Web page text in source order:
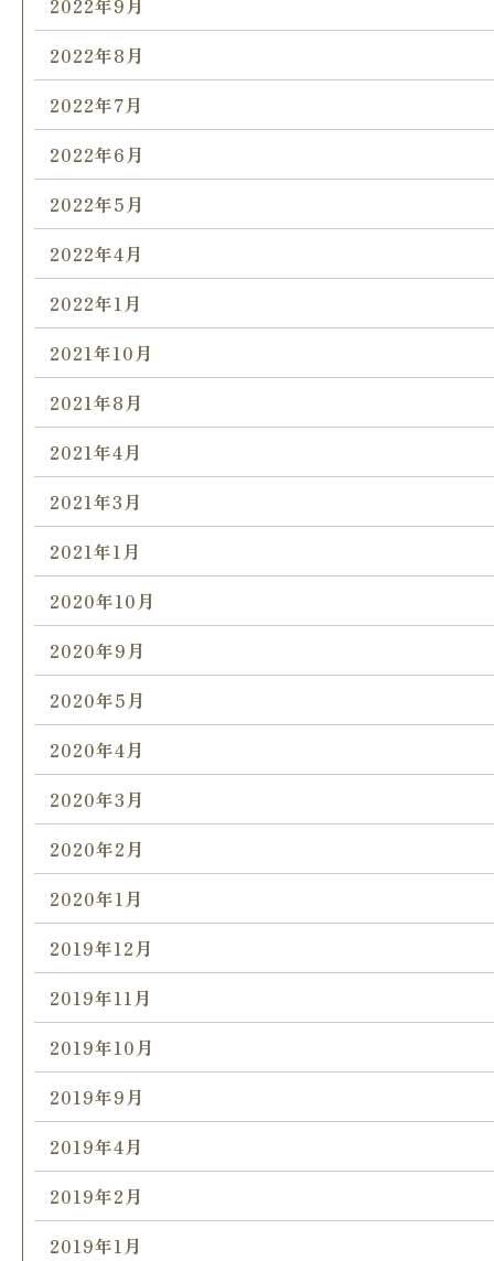
2022年9月
2022年8月
2022年7月
2022年6月
2022年5月
2022年4月
2022年1月
2021年10月
2021年8月
2021年4月
2021年3月
2021年1月
2020年10月
2020年9月
2020年5月
2020年4月
2020年3月
2020年2月
2020年1月
2019年12月
2019年11月
2019年10月
2019年9月
2019年4月
2019年2月
2019年1月